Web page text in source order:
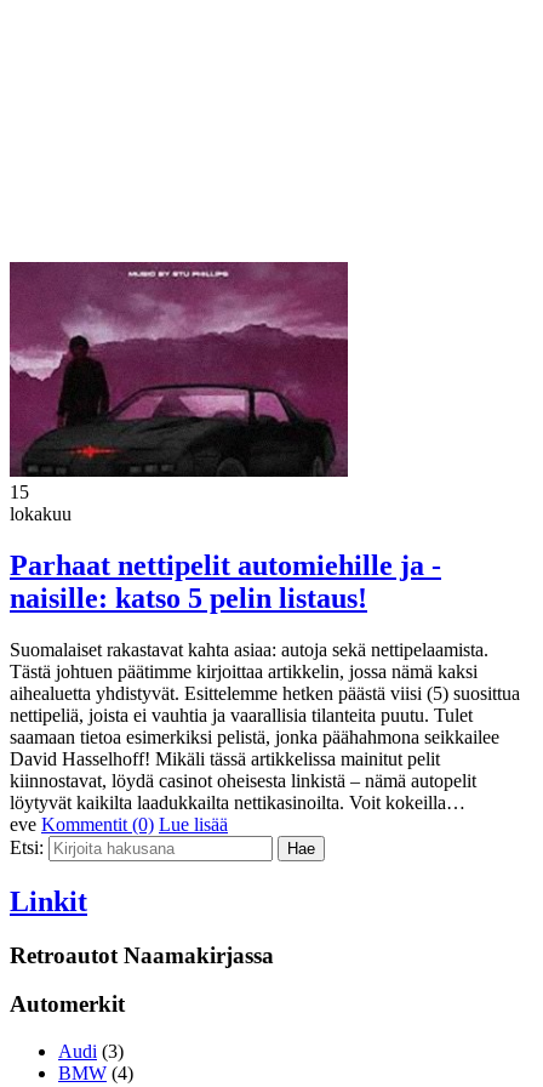
15
lokakuu
Parhaat nettipelit automiehille ja -
naisille: katso 5 pelin listaus!
Suomalaiset rakastavat kahta asiaa: autoja sekä nettipelaamista.
Tästä johtuen päätimme kirjoittaa artikkelin, jossa nämä kaksi
aihealuetta yhdistyvät. Esittelemme hetken päästä viisi (5) suosittua
nettipeliä, joista ei vauhtia ja vaarallisia tilanteita puutu. Tulet
saamaan tietoa esimerkiksi pelistä, jonka päähahmona seikkailee
David Hasselhoff! Mikäli tässä artikkelissa mainitut pelit
kiinnostavat, löydä casinot oheisesta linkistä – nämä autopelit
löytyvät kaikilta laadukkailta nettikasinoilta. Voit kokeilla…
eve Kommentit (0) Lue lisää
Etsi:
Linkit
Retroautot Naamakirjassa
Automerkit
Audi (3)
BMW (4)